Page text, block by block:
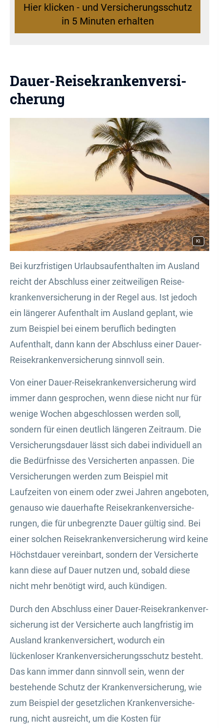
Hier klicken - und Versicherungsschutz
in 5 Minuten erhalten
Dauer-Reise­kranken­ver­si­
che­rung
KI
Bei kurzfristigen Urlaubsaufenthalten im Ausland
reicht der Abschluss einer zeitweiligen Reise­
kranken­ver­si­che­rung in der Regel aus. Ist jedoch
ein längerer Aufenthalt im Ausland geplant, wie
zum Beispiel bei einem beruflich bedingten
Aufenthalt, dann kann der Abschluss einer Dauer-
Reise­kranken­ver­si­che­rung sinnvoll sein.
Von einer Dauer-Reise­kranken­ver­si­che­rung wird
immer dann gesprochen, wenn diese nicht nur für
wenige Wochen abgeschlossen werden soll,
sondern für einen deutlich längeren Zeitraum. Die
Versicherungsdauer lässt sich dabei individuell an
die Bedürfnisse des Versicherten anpassen. Die
Versicherungen werden zum Beispiel mit
Laufzeiten von einem oder zwei Jahren angeboten,
genauso wie dauerhafte Reise­kranken­ver­si­che­
rungen, die für unbegrenzte Dauer gültig sind. Bei
einer solchen Reise­kranken­ver­si­che­rung wird keine
Höchstdauer vereinbart, sondern der Versicherte
kann diese auf Dauer nutzen und, sobald diese
nicht mehr benötigt wird, auch kündigen.
Durch den Abschluss einer Dauer-Reise­kranken­ver­
si­che­rung ist der Versicherte auch langfristig im
Ausland krankenversichert, wodurch ein
lückenloser Kranken­ver­si­che­rungsschutz besteht.
Das kann immer dann sinnvoll sein, wenn der
bestehende Schutz der Kranken­ver­si­che­rung, wie
zum Beispiel der gesetzlichen Kranken­ver­si­che­
rung, nicht ausreicht, um die Kosten für